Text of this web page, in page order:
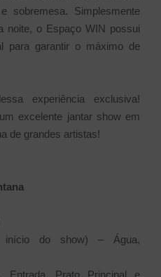
sobremesa. Simplesmente
noite, o Espaço WIN possui
para garantir o máximo de
experiência exclusiva!
excelente jantar show em
de grandes artistas!
início do show) – Água,
Entrada, Prato Principal e